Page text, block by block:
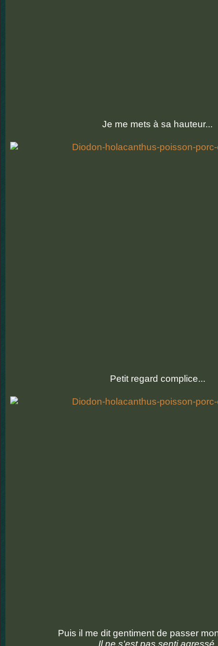
Je me mets à sa hauteur...
Petit regard complice...
Puis il me dit gentiment de passer
Il ne s'est pas senti agressé.